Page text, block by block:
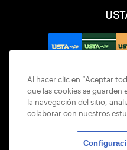
Al hacer clic en “Aceptar
que las cookies se guarden
la navegación del sitio,
colaborar con nuestros